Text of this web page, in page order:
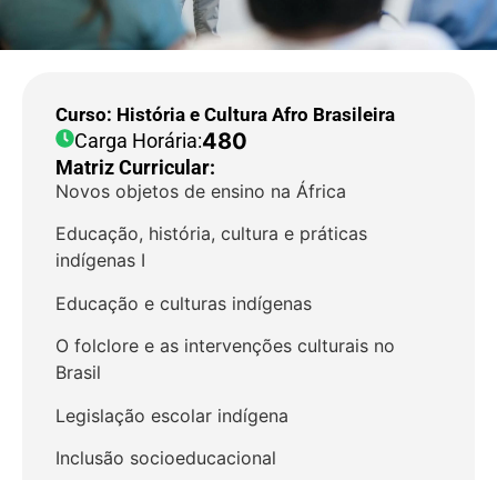
Curso: História e Cultura Afro Brasileira
Carga Horária:480
Matriz Curricular:
Novos objetos de ensino na África
Educação, história, cultura e práticas
indígenas I
Educação e culturas indígenas
O folclore e as intervenções culturais no
Brasil
Legislação escolar indígena
Inclusão socioeducacional